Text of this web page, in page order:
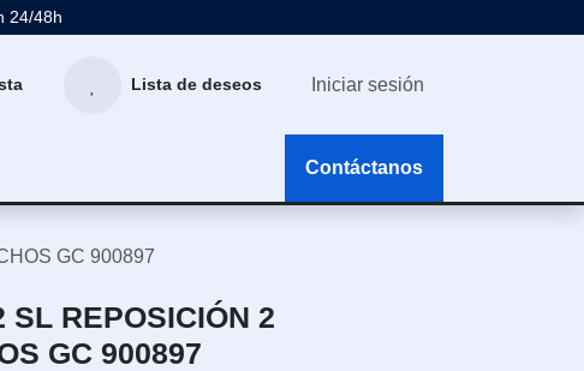
24/48h
Lista de deseos Iniciar sesión
Contáctanos
GC 900897
SL REPOSICIÓN 2
GC 900897